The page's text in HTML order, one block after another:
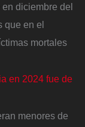
diciembre del
que en el
mortales
en 2024 fue de
menores de